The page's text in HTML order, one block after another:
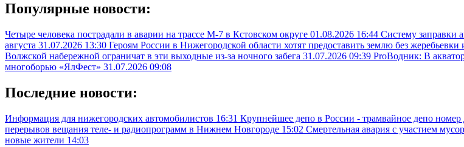
Популярные новости:
Четыре человека пострадали в аварии на трассе М-7 в Кстовском округе 01.08.2026 16:44 Систему заправки
августа 31.07.2026 13:30 Героям России в Нижегородской области хотят предоставить землю без
Волжской набережной ограничат в эти выходные из-за ночного забега 31.07.2026 09:39 ProВодник: В
многоборью «ЯлФест» 31.07.2026 09:08
Последние новости:
Информация для нижегородских автомобилистов 16:31 Крупнейшее депо в России - трамвайное депо
перерывов вещания теле- и радиопрограмм в Нижнем Новгороде 15:02 Смертельная авария с участием
новые жители 14:03